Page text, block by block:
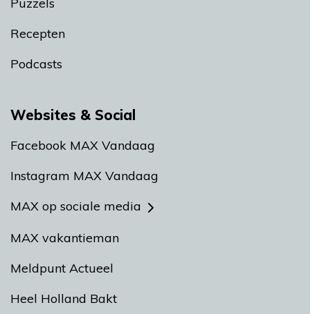
Recepten
Podcasts
Websites & Social
Facebook MAX Vandaag
Instagram MAX Vandaag
MAX op sociale media
MAX vakantieman
Meldpunt Actueel
Heel Holland Bakt